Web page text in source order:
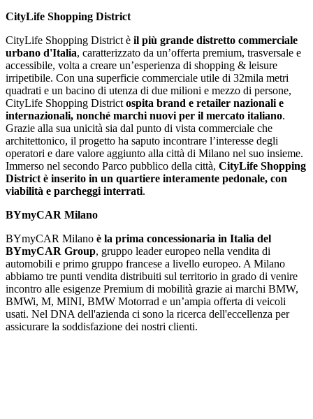
CityLife Shopping District
CityLife Shopping District è il più grande distretto commerciale
urbano d'Italia, caratterizzato da un’offerta premium, trasversale e
accessibile, volta a creare un’esperienza di shopping & leisure
irripetibile. Con una superficie commerciale utile di 32mila metri
quadrati e un bacino di utenza di due milioni e mezzo di persone,
CityLife Shopping District ospita brand e retailer nazionali e
internazionali, nonché marchi nuovi per il mercato italiano.
Grazie alla sua unicità sia dal punto di vista commerciale che
architettonico, il progetto ha saputo incontrare l’interesse degli
operatori e dare valore aggiunto alla città di Milano nel suo insieme.
Immerso nel secondo Parco pubblico della città, CityLife Shopping
District è inserito in un quartiere interamente pedonale, con
viabilità e parcheggi interrati.
BYmyCAR Milano
BYmyCAR Milano è la prima concessionaria in Italia del
BYmyCAR Group, gruppo leader europeo nella vendita di
automobili e primo gruppo francese a livello europeo. A Milano
abbiamo tre punti vendita distribuiti sul territorio in grado di venire
incontro alle esigenze Premium di mobilità grazie ai marchi BMW,
BMWi, M, MINI, BMW Motorrad e un’ampia offerta di veicoli
usati. Nel DNA dell'azienda ci sono la ricerca dell'eccellenza per
assicurare la soddisfazione dei nostri clienti.